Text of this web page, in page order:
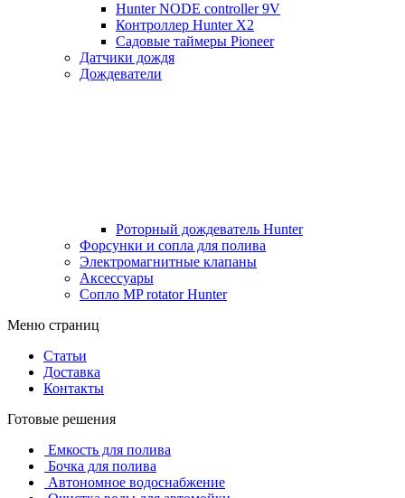
Hunter NODE controller 9V
Контроллер Hunter X2
Садовые таймеры Pioneer
Датчики дождя
Дождеватели
Роторный дождеватель Hunter
Форсунки и сопла для полива
Электромагнитные клапаны
Аксессуары
Сопло MP rotator Hunter
Меню страниц
Статьи
Доставка
Контакты
Готовые решения
Емкость для полива
Бочка для полива
Автономное водоснабжение